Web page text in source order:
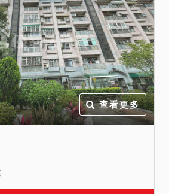
，請應買人注意。
、本件執行標的有建物，
院已儘量將調查所得之輻
屋、海砂屋、地震受創、
重漏水、火災受損、建物
有非自然死亡或其他足以
響交易之特殊情事等項，
使用情形欄載明，如使用
調查後尚未發現有上開影
交易價格之情形。惟鑑於
查看更多